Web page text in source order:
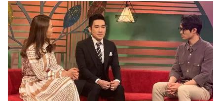
Tổng biên tập: Nguyễn Ngọc Toàn
Phó tổng biên tập thường trực: Hải Thành
Phó tổng biên tập: Lâm Hiếu Dũng
Phó tổng biên tập: Trần Việt Hưng
Tổng thư ký tòa soạn: Đức Trung
Giấy phép xuất bản số 110/GP - BTTTT cấp ngày 24.3.2020
© 2003-2026 Bản quyền thuộc về Báo Thanh Niên. Cấm sao chép
dưới mọi hình thức nếu không có sự chấp thuận bằng văn bản.
Phát triển bởi ePi Technologies, JSC.